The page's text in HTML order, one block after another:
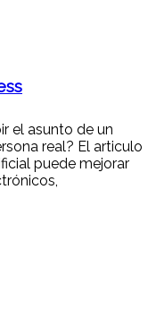
el asunto de un
real? El articulo
puede mejorar